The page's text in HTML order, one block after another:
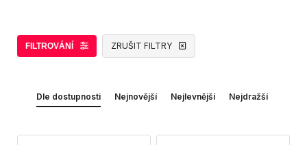
FILTROVÁNÍ ZRUŠIT FILTRY
Dle dostupnosti Nejnovější Nejlevnější Nejdražší